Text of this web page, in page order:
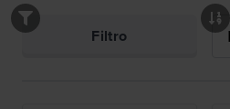
Filtro